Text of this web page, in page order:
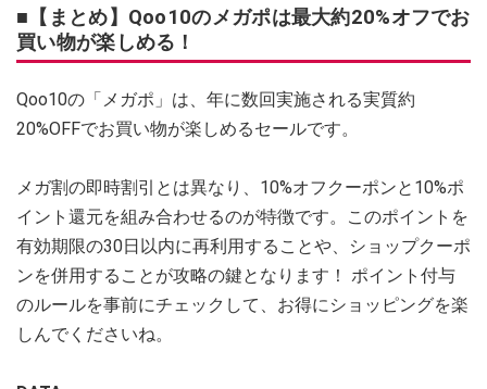
■【まとめ】Qoo10のメガポは最大約20%オフでお
買い物が楽しめる！
Qoo10の「メガポ」は、年に数回実施される実質約
20%OFFでお買い物が楽しめるセールです。
メガ割の即時割引とは異なり、10%オフクーポンと10%ポ
イント還元を組み合わせるのが特徴です。このポイントを
有効期限の30日以内に再利用することや、ショップクーポ
ンを併用することが攻略の鍵となります！ ポイント付与
のルールを事前にチェックして、お得にショッピングを楽
しんでくださいね。